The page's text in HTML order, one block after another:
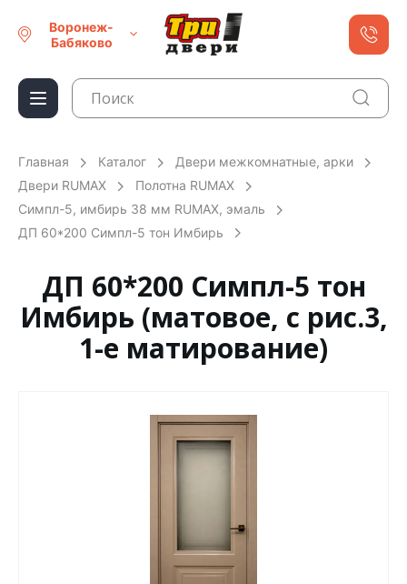
Воронеж-
Бабяково
Главная Каталог
Двери межкомнатные, арки
Двери RUMAX
Полотна RUMAX
Симпл-5, имбирь 38 мм RUMAX, эмаль
ДП 60*200 Симпл-5 тон Имбирь
ДП 60*200 Симпл-5 тон
Имбирь (матовое, с рис.3,
1-е матирование)